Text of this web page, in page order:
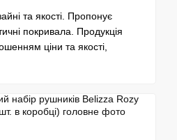
та якості. Пропонує
покривала. Продукція
ціни та якості,